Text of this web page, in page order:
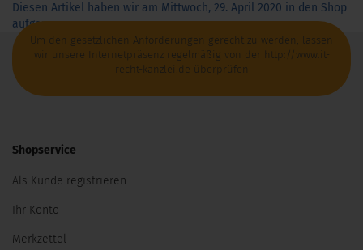
Diesen Artikel haben wir am Mittwoch, 29. April 2020 in den Shop
aufgenommen.
Um den gesetzlichen Anforderungen gerecht zu werden, lassen
wir unsere Internetpräsenz regelmäßig von der http://www.it-
recht-kanzlei.de überprüfen
Shopservice
Als Kunde registrieren
Ihr Konto
Merkzettel